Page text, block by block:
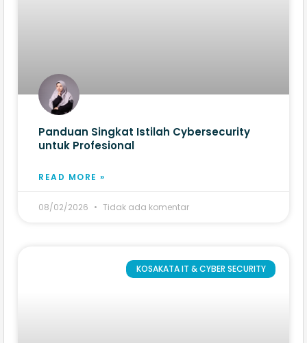
Panduan Singkat Istilah Cybersecurity
untuk Profesional
READ MORE »
08/02/2026 Tidak ada komentar
KOSAKATA IT & CYBER SECURITY